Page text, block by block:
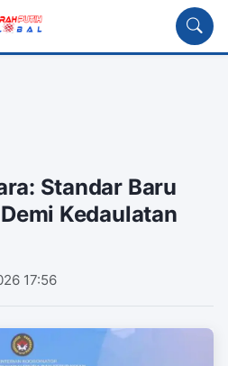
Standar Baru
Kedaulatan
17:56